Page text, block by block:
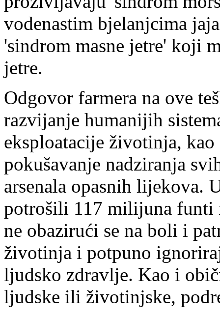
vodenastim bjelanjcima
'sindrom masne jetre' koji
jetre.
Odgovor farmera na ove
razvijanje humanijih
eksploatacije životinja,
pokušavanje nadziranja
arsenala opasnih lijekova.
potrošili 117 milijuna funti
ne obazirući se na boli i
životinja i potpuno
ljudsko zdravlje. Kao i
ljudske ili životinjske,